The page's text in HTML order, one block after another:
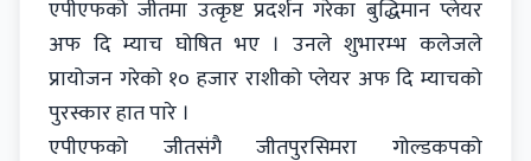
एपीएफको जीतमा उत्कृष्ट प्रदर्शन गरेका बुद्धिमान प्लेयर
अफ दि म्याच घोषित भए । उनले शुभारम्भ कलेजले
प्रायोजन गरेको १० हजार राशीको प्लेयर अफ दि म्याचको
पुरस्कार हात पारे ।
एपीएफको जीतसंगै जीतपुरसिमरा गोल्डकपको